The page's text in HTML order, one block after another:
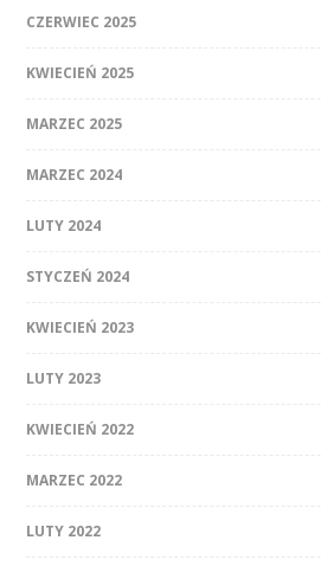
CZERWIEC 2025
KWIECIEŃ 2025
MARZEC 2025
MARZEC 2024
LUTY 2024
STYCZEŃ 2024
KWIECIEŃ 2023
LUTY 2023
KWIECIEŃ 2022
MARZEC 2022
LUTY 2022